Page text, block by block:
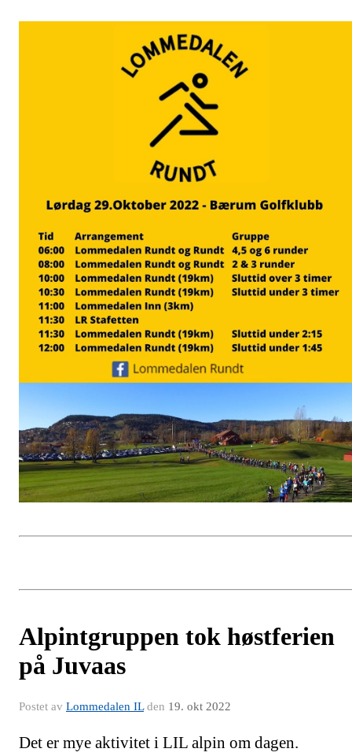
Alpintgruppen tok høstferien
på Juvaas
Postet av Lommedalen ILden 19. okt 2022
Det er mye aktivitet i LIL alpin om dagen.